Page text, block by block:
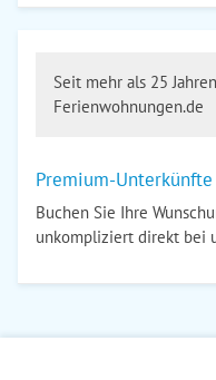
Seit mehr als 25
Ferienwohnungen.de
Premium-
Buchen Sie Ihre
unkompliziert direkt bei